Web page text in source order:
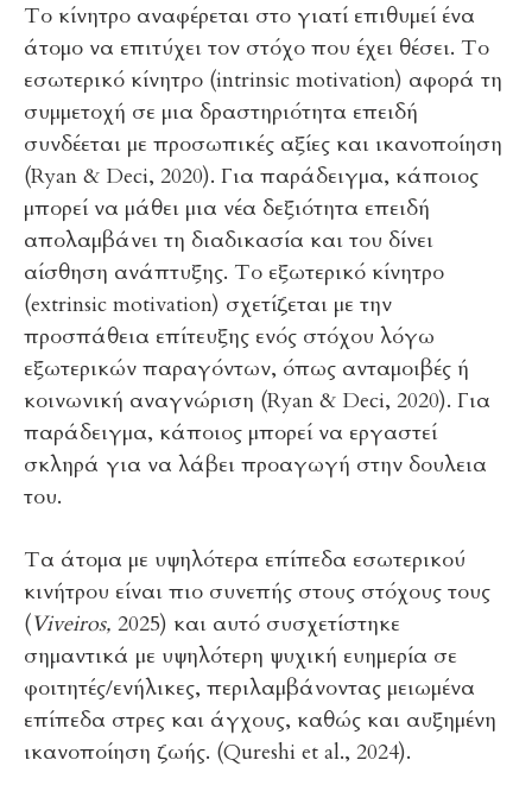
Το κίνητρο αναφέρεται στο γιατί επιθυμεί ένα
άτομο να επιτύχει τον στόχο που έχει θέσει. Το
εσωτερικό κίνητρο (intrinsic motivation) αφορά τη
συμμετοχή σε μια δραστηριότητα επειδή
συνδέεται με προσωπικές αξίες και ικανοποίηση
(Ryan & Deci, 2020). Για παράδειγμα, κάποιος
μπορεί να μάθει μια νέα δεξιότητα επειδή
απολαμβάνει τη διαδικασία και του δίνει
αίσθηση ανάπτυξης. Το εξωτερικό κίνητρο
(extrinsic motivation) σχετίζεται με την
προσπάθεια επίτευξης ενός στόχου λόγω
εξωτερικών παραγόντων, όπως ανταμοιβές ή
κοινωνική αναγνώριση (Ryan & Deci, 2020). Για
παράδειγμα, κάποιος μπορεί να εργαστεί
σκληρά για να λάβει προαγωγή στην δουλεια
του.
Τα άτομα με υψηλότερα επίπεδα εσωτερικού
κινήτρου είναι πιο συνεπής στους στόχους τους
(Viveiros, 2025) και αυτό συσχετίστηκε
σημαντικά με υψηλότερη ψυχική ευημερία σε
φοιτητές/ενήλικες, περιλαμβάνοντας μειωμένα
επίπεδα στρες και άγχους, καθώς και αυξημένη
ικανοποίηση ζωής. (Qureshi et al., 2024).